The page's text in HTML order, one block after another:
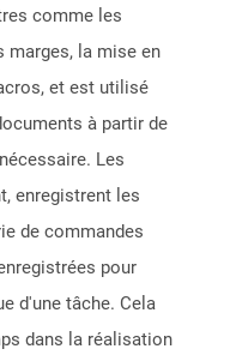
comme les
marges, la mise en
et est utilisé
à partir de
Les
enregistrent les
de commandes
pour
d'une tâche. Cela
dans la réalisation